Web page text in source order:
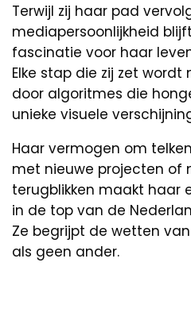
Terwijl zij haar pad
mediapersoonlijkheid
fascinatie voor haar
Elke stap die zij zet
door algoritmes die
unieke visuele
Haar vermogen om
met nieuwe projecten of
terugblikken maakt haar
in de top van de
Ze begrijpt de wetten
als geen ander.